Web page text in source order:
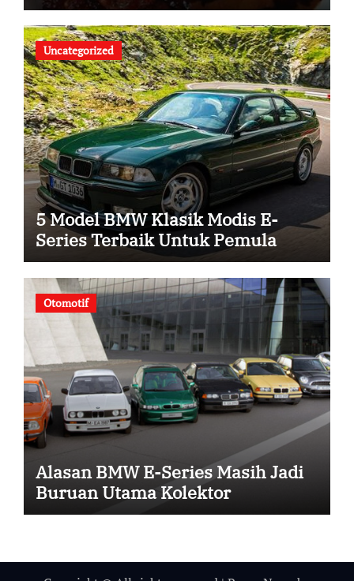
Uncategorized
5 Model BMW Klasik Modis E-
Series Terbaik Untuk Pemula
Otomotif
Alasan BMW E-Series Masih Jadi
Buruan Utama Kolektor